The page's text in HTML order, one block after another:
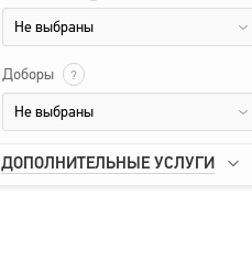
Не выбраны
Доборы ?
Не выбраны
ДОПОЛНИТЕЛЬНЫЕ УСЛУГИ